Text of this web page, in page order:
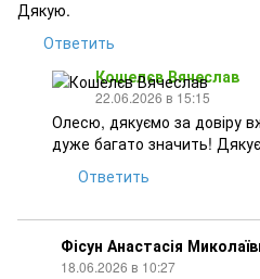
Дякую.
Ответить
Кошелєв Вячеслав
22.06.2026 в 15:15
Олесю, дякуємо за довіру
дуже багато значить!
Ответить
Фісун Анастасія
18.06.2026 в 10:27